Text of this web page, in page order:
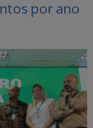
por ano